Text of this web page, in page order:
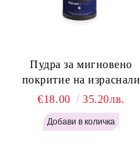
Пудра за мигновено
покритие на израснали
корени Русо - Labor Pro
Instant Retouch Powder -
Blonde H645
€18.00 35.20лв.